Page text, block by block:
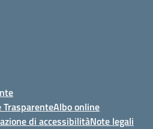
TrasparenteAlbo online
di accessibilitàNote legali